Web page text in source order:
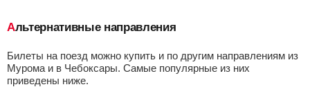
Альтернативные направления
Билеты на поезд можно купить и по другим направлениям из
Мурома и в Чебоксары. Самые популярные из них
приведены ниже.